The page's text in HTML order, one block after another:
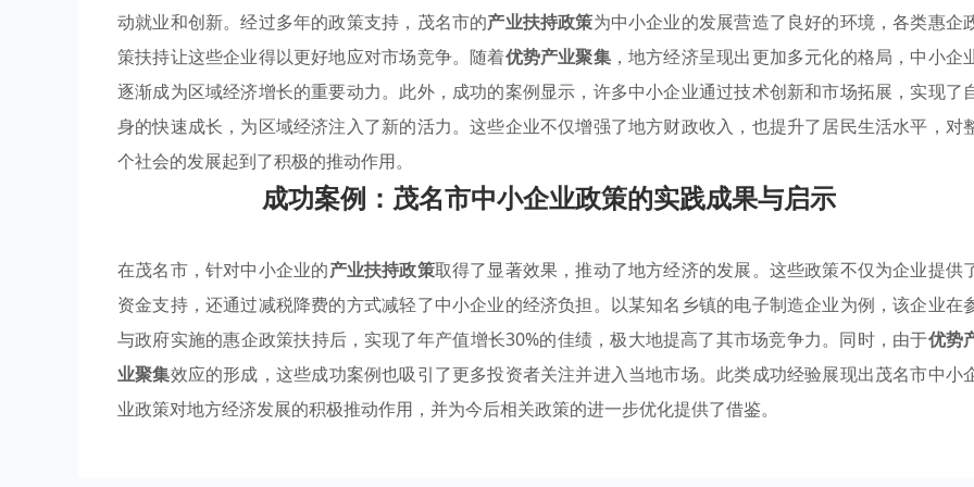
动就业和创新。经过多年的政策支持，茂名市的产业扶持政策为中小企业的发展营造了良好的环境，各类惠企
策扶持让这些企业得以更好地应对市场竞争。随着优势产业聚集，地方经济呈现出更加多元化的格局，中小企
逐渐成为区域经济增长的重要动力。此外，成功的案例显示，许多中小企业通过技术创新和市场拓展，实现了
身的快速成长，为区域经济注入了新的活力。这些企业不仅增强了地方财政收入，也提升了居民生活水平，对
个社会的发展起到了积极的推动作用。
成功案例：茂名市中小企业政策的实践成果与启示
在茂名市，针对中小企业的产业扶持政策取得了显著效果，推动了地方经济的发展。这些政策不仅为企业提供
资金支持，还通过减税降费的方式减轻了中小企业的经济负担。以某知名乡镇的电子制造企业为例，该企业在
与政府实施的惠企政策扶持后，实现了年产值增长30%的佳绩，极大地提高了其市场竞争力。同时，由于优势
业聚集效应的形成，这些成功案例也吸引了更多投资者关注并进入当地市场。此类成功经验展现出茂名市中小
业政策对地方经济发展的积极推动作用，并为今后相关政策的进一步优化提供了借鉴。